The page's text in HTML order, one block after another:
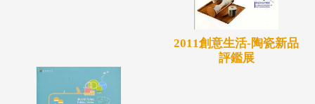
2011創意生活-陶瓷新品
評鑑展